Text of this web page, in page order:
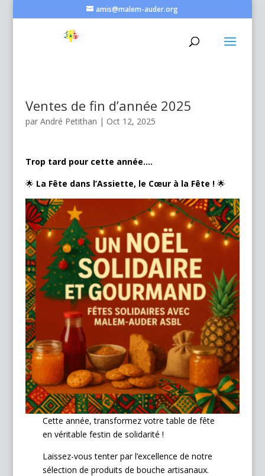
amis@malem-auder.org
Ventes de fin d’année 2025
par André Petithan | Oct 12, 2025
Trop tard pour cette année….
🌟 La Fête dans l’Assiette, le Cœur à la Fête !🌟
Cette année, transformez votre table de fête
en véritable festin de solidarité !
Laissez-vous tenter par l’excellence de notre
sélection de produits de bouche artisanaux.